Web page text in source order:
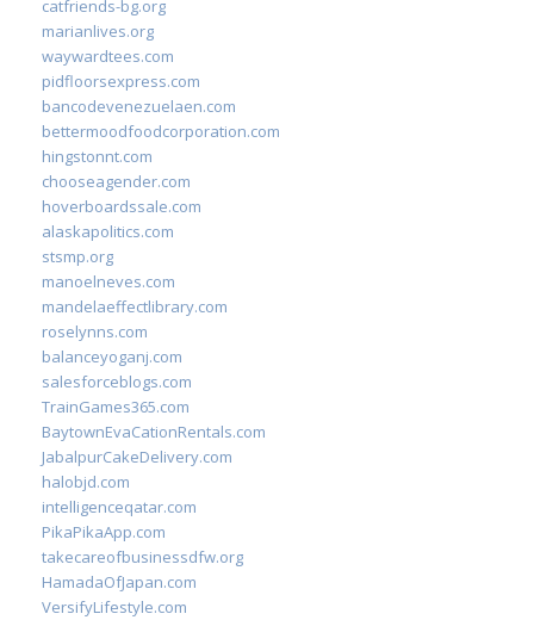
catfriends-bg.org
marianlives.org
waywardtees.com
pidfloorsexpress.com
bancodevenezuelaen.com
bettermoodfoodcorporation.com
hingstonnt.com
chooseagender.com
hoverboardssale.com
alaskapolitics.com
stsmp.org
manoelneves.com
mandelaeffectlibrary.com
roselynns.com
balanceyoganj.com
salesforceblogs.com
TrainGames365.com
BaytownEvaCationRentals.com
JabalpurCakeDelivery.com
halobjd.com
intelligenceqatar.com
PikaPikaApp.com
takecareofbusinessdfw.org
HamadaOfJapan.com
VersifyLifestyle.com